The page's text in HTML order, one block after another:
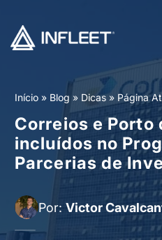
Início » Blog » Dicas» Página
Correios e Porto
incluídos no
Parcerias de
Por: Victor